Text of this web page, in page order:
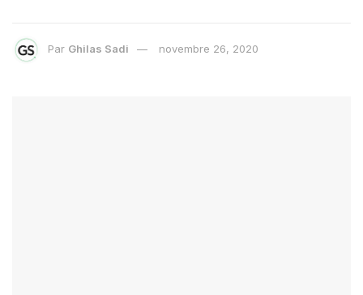
Par Ghilas Sadi novembre 26, 2020